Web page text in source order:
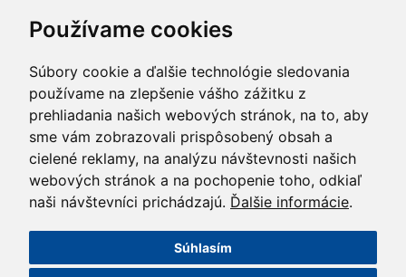
Používame cookies
Súbory cookie a ďalšie technológie sledovania
používame na zlepšenie vášho zážitku z
prehliadania našich webových stránok, na to, aby
sme vám zobrazovali prispôsobený obsah a
cielené reklamy, na analýzu návštevnosti našich
webových stránok a na pochopenie toho, odkiaľ
naši návštevníci prichádzajú. Ďalšie informácie.
Súhlasím
Registrací k odběru newsletteru souhlasíte se zasíláním
informací od HOCHTIEF CZ a. s.,
v souladu se zákonem č. 480/2004 Sb.
x
©2014 HOCHTIEF CZ a. s.